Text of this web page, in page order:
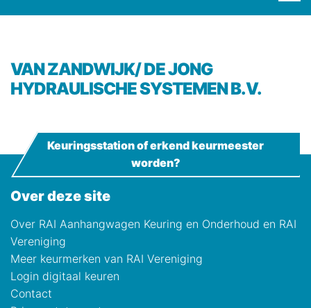
VAN ZANDWIJK/ DE JONG
HYDRAULISCHE SYSTEMEN B.V.
Over deze site
Over RAI Aanhangwagen Keuring en Onderhoud en RAI
Vereniging
Meer keurmerken van RAI Vereniging
Login digitaal keuren
Contact
Keuringsstation of erkend keurmeester
worden?